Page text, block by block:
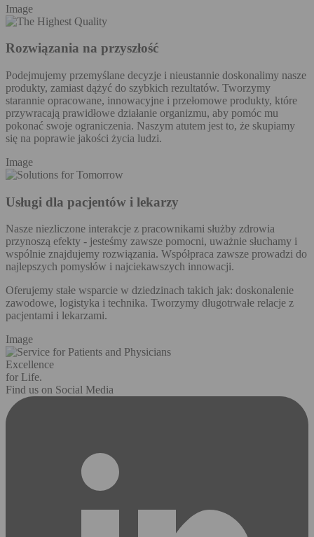
Image
Rozwiązania na przyszłość
Podejmujemy przemyślane decyzje i nieustannie doskonalimy nasze
produkty, zamiast dążyć do szybkich rezultatów. Tworzymy
starannie opracowane, innowacyjne i przełomowe produkty, które
przywracają prawidłowe działanie organizmu, aby pomóc mu
pokonać swoje ograniczenia. Naszym atutem jest to, że skupiamy
się na poprawie jakości życia ludzi.
Image
Usługi dla pacjentów i lekarzy
Nasze niezliczone interakcje z pracownikami służby zdrowia
przynoszą efekty - jesteśmy zawsze pomocni, uważnie słuchamy i
wspólnie znajdujemy rozwiązania. Współpraca zawsze prowadzi do
najlepszych pomysłów i najciekawszych innowacji.
Oferujemy stałe wsparcie w dziedzinach takich jak: doskonalenie
zawodowe, logistyka i technika. Tworzymy długotrwałe relacje z
pacjentami i lekarzami.
Image
Excellence
for Life.
Find us on Social Media